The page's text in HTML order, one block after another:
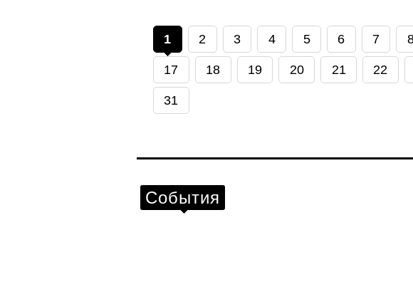
1 2 3 4 5 6 7
17 18 19 20 21 22
31
События